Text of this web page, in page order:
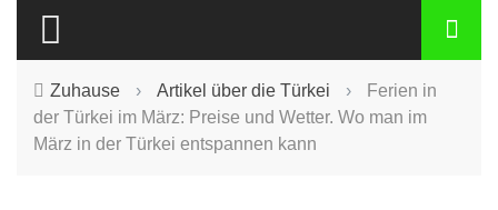
Zuhause › Artikel über die Türkei ›
Ferien in
der Türkei im März: Preise und Wetter. Wo man im
März in der Türkei entspannen kann